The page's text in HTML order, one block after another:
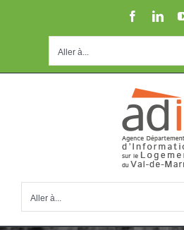
Facebook
Aller à...
Aller à...